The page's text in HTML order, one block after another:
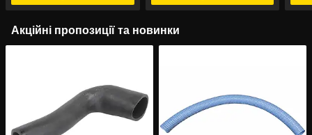
Акційні пропозиції та новинки